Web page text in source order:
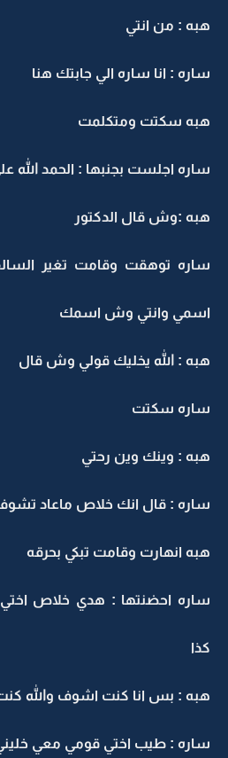
هبه : من انتي
ساره : انا ساره الي جابتك هنا
هبه سكتت ومتكلمت
ساره اجلست بجنبها : الحمد الله
هبه :وش قال الدكتور
ساره توهقت وقامت تغير
اسمي وانتي وش اسمك
هبه : الله يخليك قولي وش قال
ساره سكتت
هبه : وينك وين رحتي
ساره : قال انك خلاص ماعاد
هبه انهارت وقامت تبكي بحرقه
ساره احضنتها : هدي خلاص
كذا
هبه : بس انا كنت اشوف والله
ساره : طيب اختي قومي معي